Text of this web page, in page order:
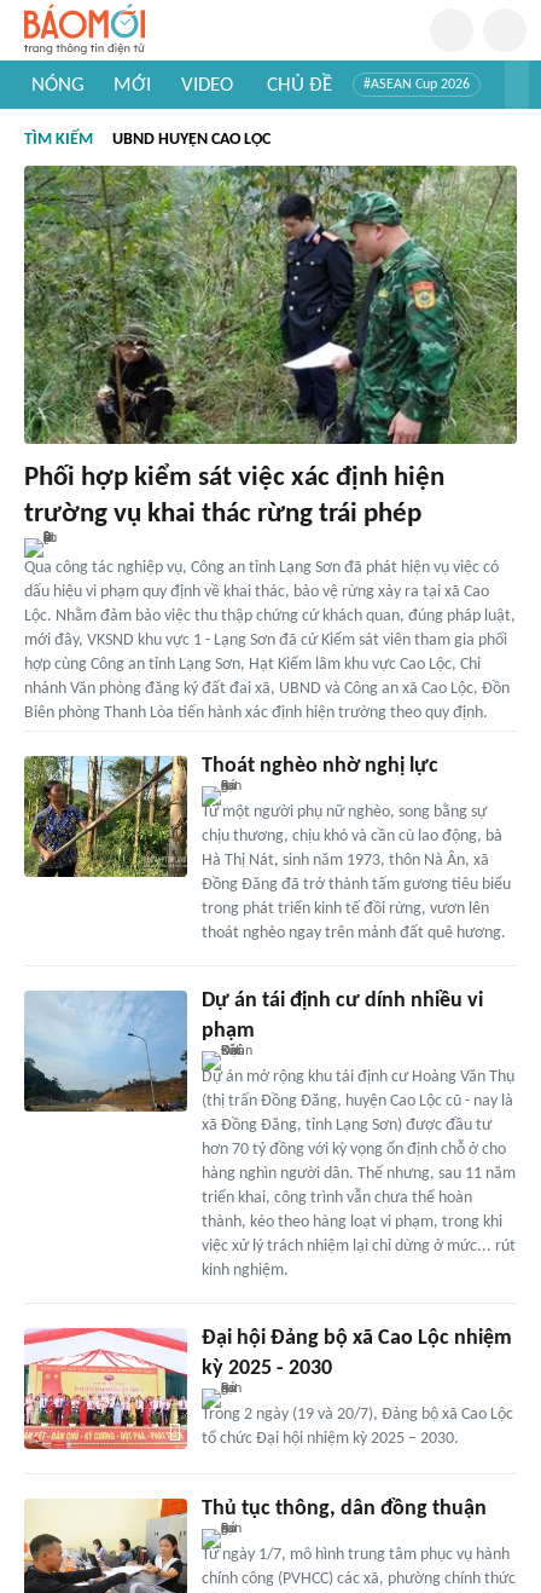
NÓNG MỚI VIDEO CHỦ ĐỀ #ASEAN Cup 2026
#Khám phá thế giới
TÌM KIẾM UBND HUYỆN CAO LỘC
Phối hợp kiểm sát việc xác định hiện
trường vụ khai thác rừng trái phép
Qua công tác nghiệp vụ, Công an tỉnh Lạng Sơn đã phát hiện vụ việc có
dấu hiệu vi phạm quy định về khai thác, bảo vệ rừng xảy ra tại xã Cao
Lộc. Nhằm đảm bảo việc thu thập chứng cứ khách quan, đúng pháp luật,
mới đây, VKSND khu vực 1 - Lạng Sơn đã cử Kiểm sát viên tham gia phối
hợp cùng Công an tỉnh Lạng Sơn, Hạt Kiểm lâm khu vực Cao Lộc, Chi
nhánh Văn phòng đăng ký đất đai xã, UBND và Công an xã Cao Lộc, Đồn
Biên phòng Thanh Lòa tiến hành xác định hiện trường theo quy định.
Thoát nghèo nhờ nghị lực
Từ một người phụ nữ nghèo, song bằng sự
chịu thương, chịu khó và cần cù lao động, bà
Hà Thị Nát, sinh năm 1973, thôn Nà Ân, xã
Đồng Đăng đã trở thành tấm gương tiêu biểu
trong phát triển kinh tế đồi rừng, vươn lên
thoát nghèo ngay trên mảnh đất quê hương.
Dự án tái định cư dính nhiều vi
phạm
Dự án mở rộng khu tái định cư Hoàng Văn Thụ
(thị trấn Đồng Đăng, huyện Cao Lộc cũ - nay là
xã Đồng Đăng, tỉnh Lạng Sơn) được đầu tư
hơn 70 tỷ đồng với kỳ vọng ổn định chỗ ở cho
hàng nghìn người dân. Thế nhưng, sau 11 năm
triển khai, công trình vẫn chưa thể hoàn
thành, kéo theo hàng loạt vi phạm, trong khi
việc xử lý trách nhiệm lại chỉ dừng ở mức... rút
kinh nghiệm.
Đại hội Đảng bộ xã Cao Lộc nhiệm
kỳ 2025 - 2030
Trong 2 ngày (19 và 20/7), Đảng bộ xã Cao Lộc
tổ chức Đại hội nhiệm kỳ 2025 – 2030.
Thủ tục thông, dân đồng thuận
Từ ngày 1/7, mô hình trung tâm phục vụ hành
chính công (PVHCC) các xã, phường chính thức